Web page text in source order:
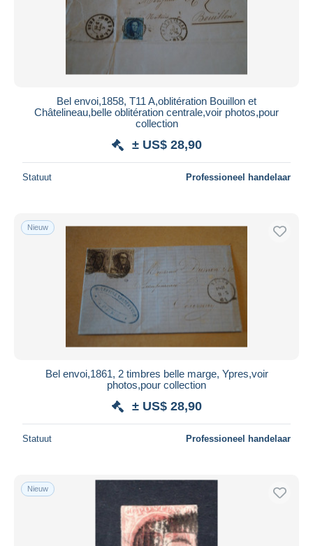
Bel envoi,1858, T11 A,oblitération Bouillon et
Châtelineau,belle oblitération centrale,voir photos,pour
collection
± US$ 28,90
Statuut Professioneel handelaar
Nieuw
Bel envoi,1861, 2 timbres belle marge, Ypres,voir
photos,pour collection
± US$ 28,90
Statuut Professioneel handelaar
Nieuw